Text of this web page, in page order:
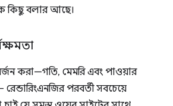
বলার আছে।
করা—গতি, মেমরি এবং পাওয়ার
পরবর্তী সবচেয়ে